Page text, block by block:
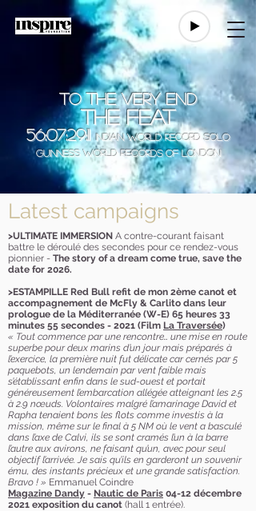
TO THE VERY END
THE FEAT
56:07:29:11 INDIAN World record SOLO
Guinness World Records of London
Latest campaigns
>ULTIMATE IMMERSION A contre-courant faisant
battre le déroulé des secondes pour ce rendez-vous
pionnier - The story of a dream come true, save the
date for 2026.
>ESTAMPILLE Red Bull refit de mon 2ème canot et
accompagnement de McFly & Carlito dans leur
prologue de la Méditerranée (W-E) 65 heures 33
minutes 55 secondes - 2021 (Film La Traversée)
« Tout commence par une rencontre… une mise en route
superbe pour deux marins d’un jour mais préparés à
l’exercice, la première nuit fut délicate car cernés par 5
paquebots, un lendemain par vent faible mais
s’établissant enfin dans le sud-ouest et portait
généreusement l’embarcation allégée atteignant les 2.5
à 2.9 nœuds. Volontaires malgré l’amarinage David et
Rapha tenaient bons les flots comme investis à la
mission, même sur le final à 5 NM où le vent a basculé
dans l’axe de Calvi, ils se sont cramés l’un à la barre
l’autre aux avirons, ne faisant qu’un, avec pour seul
objectif l’arrivée. Je sais qu’ils en garderont un souvenir
ému, des instants précieux et une grande satisfaction.
Bravo ! » Emmanuel Coindre
Magazine Dandy - Nautic de Paris 04-12 décembre
2021 exposition du canot (hall 1 entrée).